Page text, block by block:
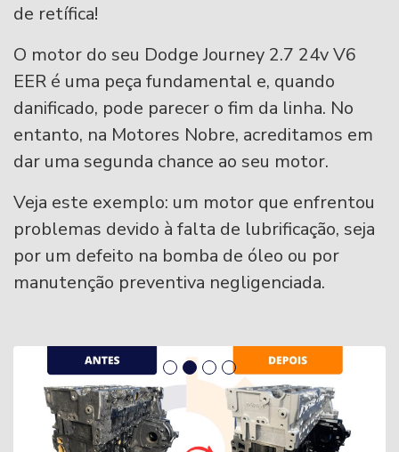
de retífica!
O motor do seu Dodge Journey 2.7 24v V6
EER é uma peça fundamental e, quando
danificado, pode parecer o fim da linha. No
entanto, na Motores Nobre, acreditamos em
dar uma segunda chance ao seu motor.
Veja este exemplo: um motor que enfrentou
problemas devido à falta de lubrificação, seja
por um defeito na bomba de óleo ou por
manutenção preventiva negligenciada.